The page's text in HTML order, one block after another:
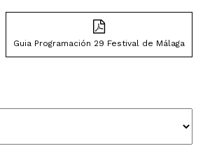
Guia Programación 29 Festival de Málaga